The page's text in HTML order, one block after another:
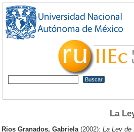
La
Rios Granados, Gabriela (2002): La Ley de